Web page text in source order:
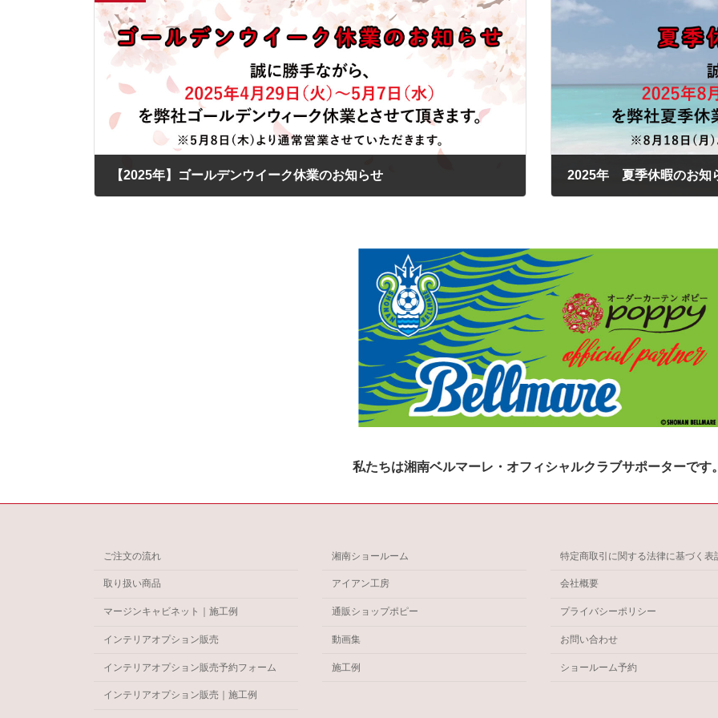
【2025年】ゴールデンウイーク休業のお知らせ 2025年 夏季休暇のお知
私たちは湘南ベルマーレ・オフィシャルクラブサポーターです
ご注文の流れ
取り扱い商品
マージンキャビネット｜施工例
インテリアオプション販売
インテリアオプション販売予約フォーム
インテリアオプション販売｜施工例
湘南ショールーム
アイアン工房
通販ショップポピー
動画集
施工例
特定商取引に関する法律に基づく表
会社概要
プライバシーポリシー
お問い合わせ
ショールーム予約